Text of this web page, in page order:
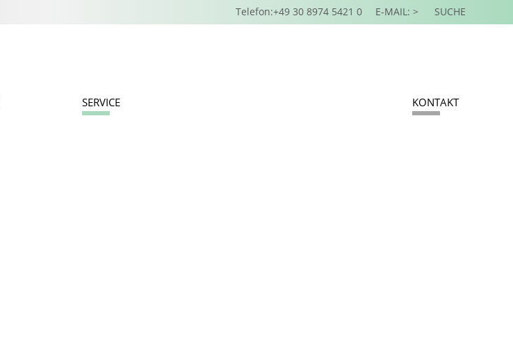
Telefon:+49 30 8974 5421 0 E-MAIL: > SUCHE
SERVICE KONTAKT